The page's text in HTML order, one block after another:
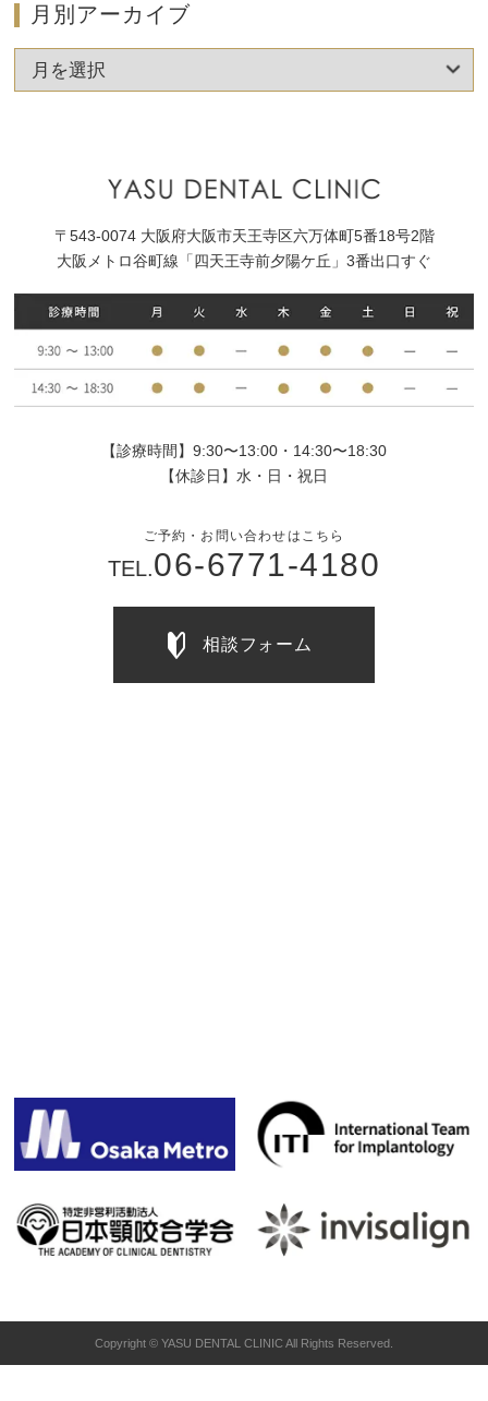
月別アーカイブ
〒543-0074 大阪府大阪市天王寺区六万体町5番18号2階
大阪メトロ谷町線「四天王寺前夕陽ケ丘」3番出口すぐ
【診療時間】9:30〜13:00・14:30〜18:30
【休診日】水・日・祝日
ご予約・お問い合わせはこちら
TEL.06-6771-4180
相談フォーム
Copyright © YASU DENTAL CLINIC All Rights Reserved.